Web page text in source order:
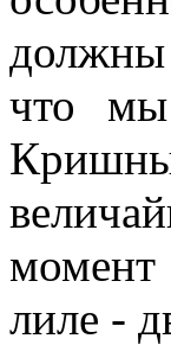
что мы
момент
лиле -